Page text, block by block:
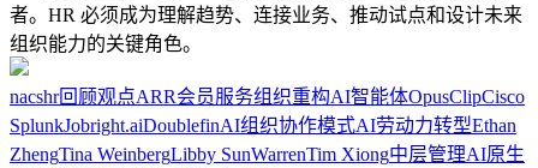
者。HR 必须成为理解趋势、连接业务、推动试点和设计未来
组织能力的关键角色。
nacshr回顾观点ARR会员服务组织重构AI智能体OpusClipCisco
SplunkJobright.aiDoublefinAI组织协作模式AI劳动力转型Ethan
ZhengTina WeinbergLibby SunWarrenTim Xiong中层管理AI原生